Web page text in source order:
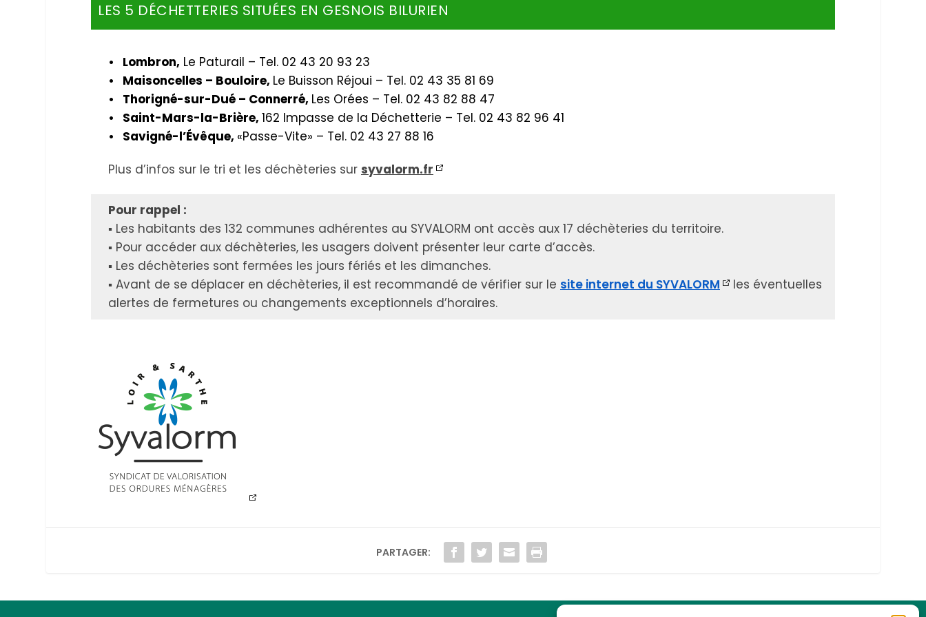
LES 5 DÉCHETTERIES SITUÉES EN GESNOIS BILURIEN
• Lombron, Le Paturail – Tel. 02 43 20 93 23
• Maisoncelles – Bouloire, Le Buisson Réjoui – Tel. 02 43 35 81 69
• Thorigné-sur-Dué – Connerré, Les Orées – Tel. 02 43 82 88 47
• Saint-Mars-la-Brière, 162 Impasse de la Déchetterie – Tel. 02 43 82 96 41
• Savigné-l’Évêque, «Passe-Vite» – Tel. 02 43 27 88 16
Plus d’infos sur le tri et les déchèteries sur syvalorm.fr
Pour rappel :
▪ Les habitants des 132 communes adhérentes au SYVALORM ont accès aux 17 déchèteries du territoire.
▪ Pour accéder aux déchèteries, les usagers doivent présenter leur carte d’accès.
▪ Les déchèteries sont fermées les jours fériés et les dimanches.
▪ Avant de se déplacer en déchèteries, il est recommandé de vérifier sur le site internet du SYVALORM
les éventuelles
alertes de fermetures ou changements exceptionnels d’horaires.
PARTAGER: